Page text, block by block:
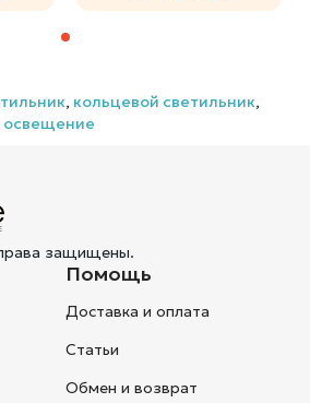
, кольцевой светильник,
освещение
защищены.
Помощь
Доставка и оплата
Статьи
Обмен и возврат